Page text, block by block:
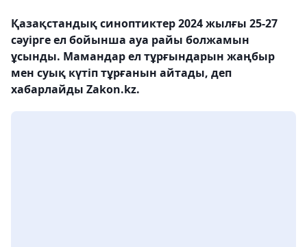
Қазақстандық синоптиктер 2024 жылғы 25-27
сәуірге ел бойынша ауа райы болжамын
ұсынды. Мамандар ел тұрғындарын жаңбыр
мен суық күтіп тұрғанын айтады, деп
хабарлайды Zakon.kz.